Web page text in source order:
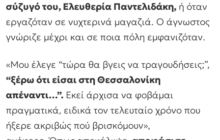
σύζυγό του, Ελευθερία Παντελιδάκη, ή όταν
εργαζόταν σε νυχτερινά μαγαζιά. Ο άγνωστος
γνώριζε μέχρι και σε ποια πόλη εμφανιζόταν.
«Μου έλεγε “τώρα θα βγεις να τραγουδήσεις;”,
“ξέρω ότι είσαι στη Θεσσαλονίκη
απέναντι…”. Εκεί άρχισα να φοβάμαι
πραγματικά, ειδικά τον τελευταίο χρόνο που
ήξερε ακριβώς πού βρισκόμουν»,